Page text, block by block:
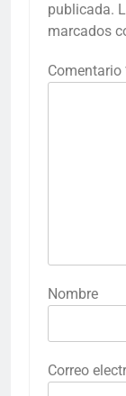
publicada.
marcados
Comentario
Nombre
Correo